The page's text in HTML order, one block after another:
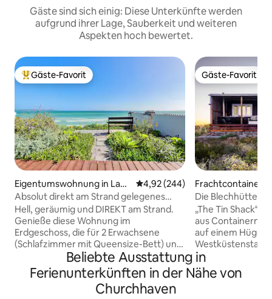
Gäste sind sich einig: Diese Unterkünfte werden
aufgrund ihrer Lage, Sauberkeit und weiteren
Aspekten hoch bewertet.
Beliebter Gäste-Favorit.
Gäste-Favorit
Eigentumswohnung in Lang
ebaan
Durchschnittliche Bewertung:
4,92 (244)
Absolut direkt am Strand gelegenes
Apartment – Direkter Strandzug.
Hell, geräumig und DIREKT am Strand.
Genieße diese Wohnung im
Erdgeschoss, die für 2 Erwachsene
(Schlafzimmer mit Queensize-Bett) und
zwei Kinder geeignet ist. Große Terrasse
mit Sitzgelegenheiten im Freien, Braai
und Liegestühlen. Fernseher mit Apple
TV (Netflix). Glasfaser-Internet ohne
Gäste-Favorit
Gäste-Favorit
Frachtcontainer
ena Bay
Die Blechhütte
„The Tin Shack“
aus Containern
auf einem Hügel
Westküstenstadt
befindet. Die
gesamte Bucht
Cederberg-
Beliebte Ausstattung in
Ferienunterkünften in der Nähe von
Churchhaven